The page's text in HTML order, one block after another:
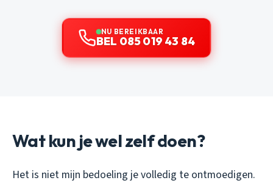
NU BEREIKBAAR
BEL 085 019 43 84
Wat kun je wel zelf doen?
Het is niet mijn bedoeling je volledig te ontmoedigen.